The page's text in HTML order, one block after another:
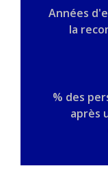
Années
la
% des
après